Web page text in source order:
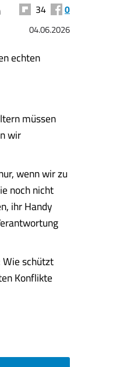
34 0
04.06.2026
echten
müssen
wir
wenn wir zu
noch nicht
ihr Handy
schützt
Konflikte